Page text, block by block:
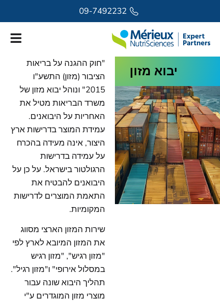
09-7492232
יבוא מזון
"חוק ההגנה על בריאות
הציבור (מזון) התשע"ו
2015" ונוהל יבוא מזון של
משרד הבריאות מטיל את
האחריות על היבואנים.
עמידת המוצר בדרישות ארץ
היצור, אינה מעידה בהכרח
על עמידה בדרישות
הרגולטור בישראל. על כן על
היבואנים להבטיח את
התאמת המוצרים לדרישות
המקומיות.
שירות המזון הארצי מסווג
את המזון המיובא לארץ לפי
"מזון רגיש", "מזון רגיש
במסלול אירופי" ו"מזון רגיל".
תהליך היבוא שונה עבור
מוצרי מזון המוגדרים ע"י